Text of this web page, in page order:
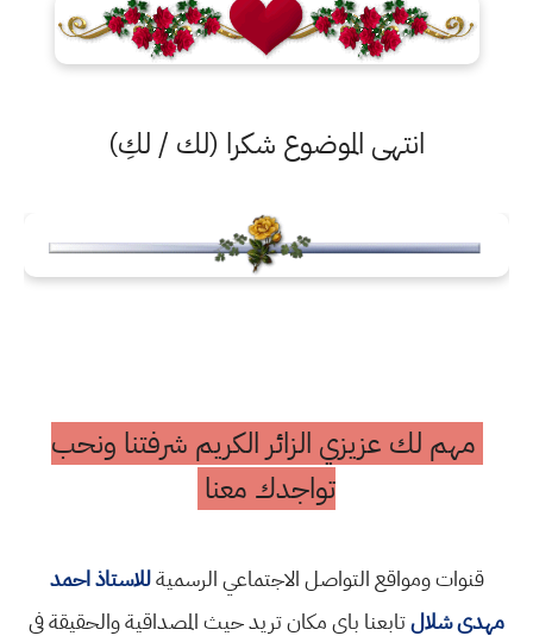
انتهى الموضوع شكرا (لك / لكِ)
مهم لك عزيزي الزائر الكريم شرفتنا ونحب
تواجدك معنا
قنوات ومواقع التواصل الاجتماعي الرسميةللاستاذ احمد
مهدي شلالتابعنا باي مكان تريد حيث المصداقية والحقيقة في